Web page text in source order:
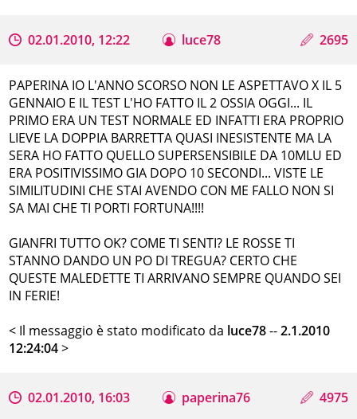
02.01.2010, 12:22 luce78 2695
PAPERINA IO L'ANNO SCORSO NON LE ASPETTAVO X IL 5
GENNAIO E IL TEST L'HO FATTO IL 2 OSSIA OGGI... IL
PRIMO ERA UN TEST NORMALE ED INFATTI ERA PROPRIO
LIEVE LA DOPPIA BARRETTA QUASI INESISTENTE MA LA
SERA HO FATTO QUELLO SUPERSENSIBILE DA 10MLU ED
ERA POSITIVISSIMO GIA DOPO 10 SECONDI... VISTE LE
SIMILITUDINI CHE STAI AVENDO CON ME FALLO NON SI
SA MAI CHE TI PORTI FORTUNA!!!!
GIANFRI TUTTO OK? COME TI SENTI? LE ROSSE TI
STANNO DANDO UN PO DI TREGUA? CERTO CHE
QUESTE MALEDETTE TI ARRIVANO SEMPRE QUANDO SEI
IN FERIE!
< Il messaggio è stato modificato da luce78--2.1.2010
12:24:04>
02.01.2010, 16:03 paperina76 4975